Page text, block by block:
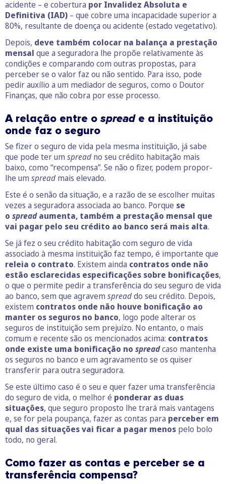
acidente – e cobertura por Invalidez Absoluta e
Definitiva (IAD) – que cobre uma incapacidade superior a
80%, resultante de doença ou acidente (estado vegetativo).
Depois, deve também colocar na balança a prestação
mensal que a seguradora lhe propõe relativamente às
condições e comparando com outras propostas, para
perceber se o valor faz ou não sentido. Para isso, pode
pedir auxílio a um mediador de seguros, como o Doutor
Finanças, que não cobra por esse processo.
A relação entre ospread e a instituição
onde faz o seguro
Se fizer o seguro de vida pela mesma instituição, já sabe
que pode ter um spread no seu crédito habitação mais
baixo, como “recompensa”. Se não o fizer, podem propor-
lhe um spread mais elevado.
Este é o senão da situação, e a razão de se escolher muitas
vezes a seguradora associada ao banco. Porque se
o spreadaumenta, também a prestação mensal que
vai pagar pelo seu crédito ao banco será mais alta.
Se já fez o seu crédito habitação com seguro de vida
associado à mesma instituição faz tempo, é importante que
releia o contrato. Existem ainda contratos onde não
estão esclarecidas especificações sobre bonificações,
o que o permite pedir a transferência do seu seguro de vida
ao banco, sem que agravem spreaddo seu crédito. Depois,
existem contratos onde não houve bonificação ao
manter os seguros no banco, logo pode alterar os
seguros de instituição sem prejuízo. No entanto, o mais
comum e recente são os mencionados acima: contratos
onde existe uma bonificação no spreadcaso mantenha
os seguros no banco e um agravamento se os quiser
transferir para outra seguradora.
Se este último caso é o seu e quer fazer uma transferência
do seguro de vida, o melhor é ponderar as duas
situações, que seguro proposto lhe trará mais vantagens
e, se for pela poupança, fazer as contas para perceber em
qual das situações vai ficar a pagar menos pelo bolo
todo, no geral.
Como fazer as contas e perceber se a
transferência compensa?